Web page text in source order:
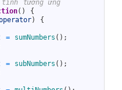
tương ứng
( )
{
)
{
= sumNumbers ( ) ;
= subNumbers ( ) ;